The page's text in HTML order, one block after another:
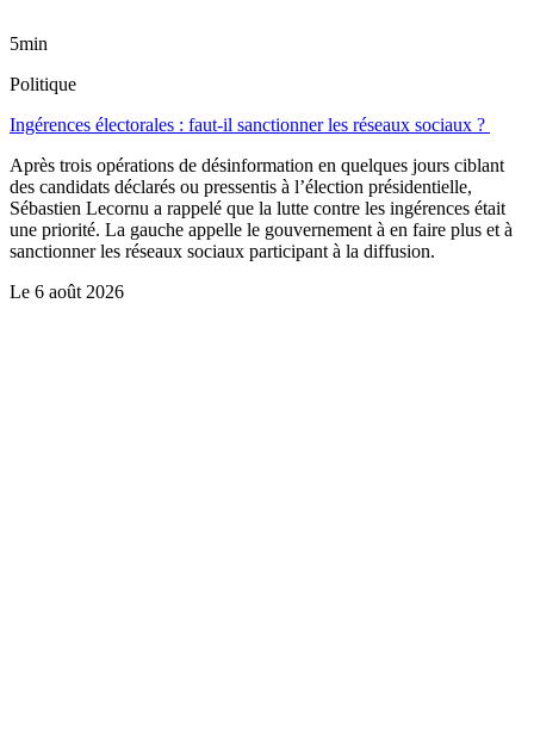
5min
Politique
Ingérences électorales : faut-il sanctionner les réseaux sociaux ?
Après trois opérations de désinformation en quelques jours ciblant
des candidats déclarés ou pressentis à l’élection présidentielle,
Sébastien Lecornu a rappelé que la lutte contre les ingérences était
une priorité. La gauche appelle le gouvernement à en faire plus et à
sanctionner les réseaux sociaux participant à la diffusion.
Le 6 août 2026